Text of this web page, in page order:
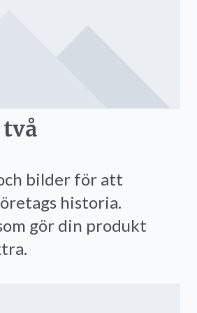
bilder för att
historia.
gör din produkt